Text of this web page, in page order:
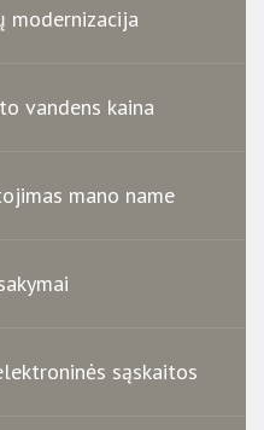
modernizacija
vandens kaina
mano name
sąskaitos